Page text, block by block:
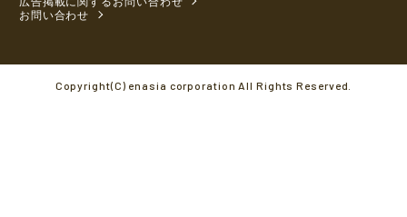
お問い合わせ
Copyright(C) enasia corporation All Rights Reserved.